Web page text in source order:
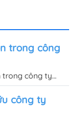
trong công
trong công ty
thể làm thay đổi
nghiệp
công ty